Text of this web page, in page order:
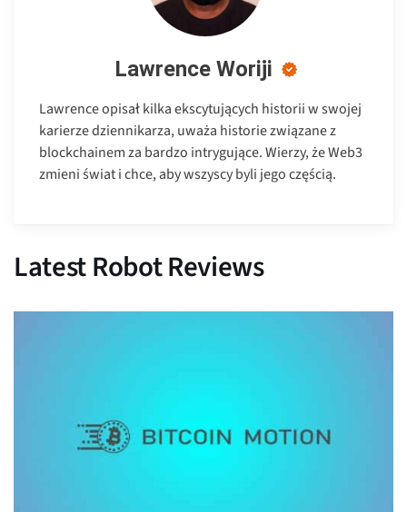
Lawrence Woriji
Lawrence opisał kilka ekscytujących historii w swojej
karierze dziennikarza, uważa historie związane z
blockchainem za bardzo intrygujące. Wierzy, że Web3
zmieni świat i chce, aby wszyscy byli jego częścią.
Latest Robot Reviews